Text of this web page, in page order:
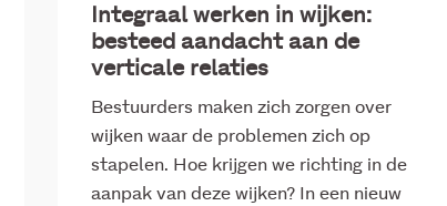
Integraal werken in wijken:
besteed aandacht aan de
verticale relaties
Bestuurders maken zich zorgen over
wijken waar de problemen zich op
stapelen. Hoe krijgen we richting in de
aanpak van deze wijken? In een nieuw